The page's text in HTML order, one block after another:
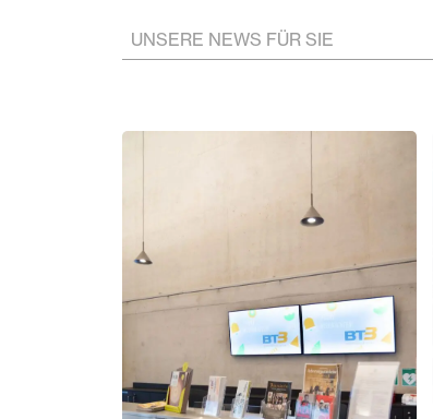
UNSERE NEWS FÜR SIE